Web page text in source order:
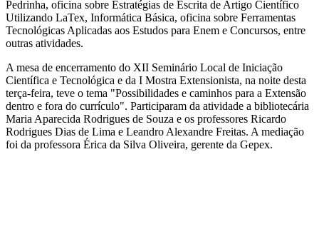
Pedrinha, oficina sobre Estratégias de Escrita de Artigo Científico
Utilizando LaTex, Informática Básica, oficina sobre Ferramentas
Tecnológicas Aplicadas aos Estudos para Enem e Concursos, entre
outras atividades.
A mesa de encerramento do XII Seminário Local de Iniciação
Científica e Tecnológica e da I Mostra Extensionista, na noite desta
terça-feira, teve o tema "Possibilidades e caminhos para a Extensão
dentro e fora do currículo". Participaram da atividade a bibliotecária
Maria Aparecida Rodrigues de Souza e os professores Ricardo
Rodrigues Dias de Lima e Leandro Alexandre Freitas. A mediação
foi da professora Érica da Silva Oliveira, gerente da Gepex.